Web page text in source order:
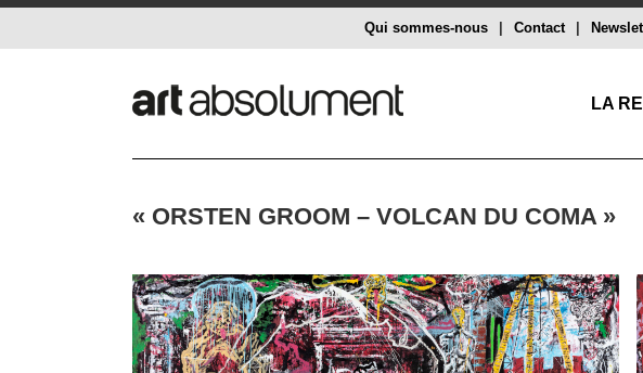
Contact
Qui sommes-nous
LA
« ORSTEN GROOM – VOLCAN DU COMA »